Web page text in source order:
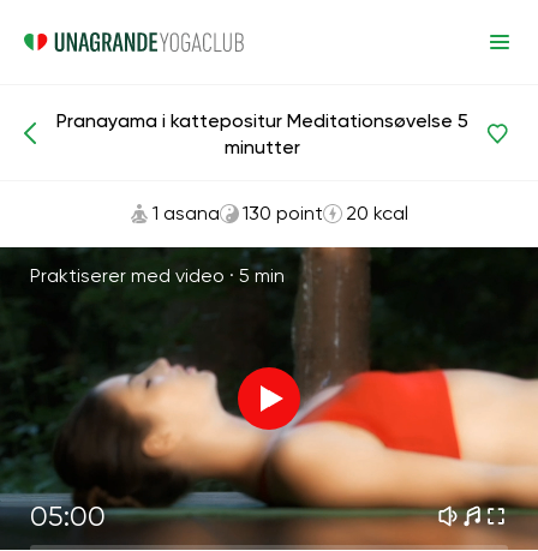
Meditationer og vejrtrækning
Pranayama i kattepositur Meditationsøvelse 5
minutter
1 asana 130 point 20 kcal
Praktiserer med video · 5 min
05:00